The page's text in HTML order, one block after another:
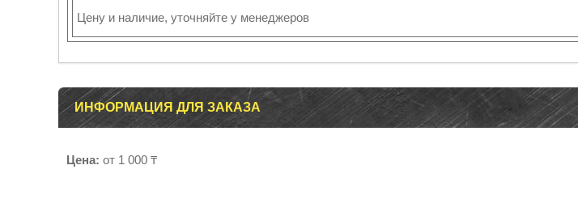
Цену и наличие, уточняйте у менеджеров
ИНФОРМАЦИЯ ДЛЯ ЗАКАЗА
Цена: от 1 000 ₸